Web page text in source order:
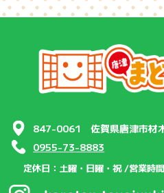
847-0061 佐賀県唐津市材
0955-73-8883
定休日：土曜・日曜・祝 /営業時